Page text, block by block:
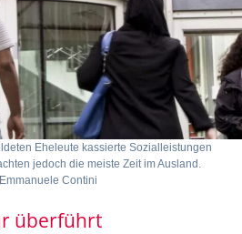
Eheleute kassierte Sozialleistungen
jedoch die meiste Zeit im Ausland.
Contini
überführt